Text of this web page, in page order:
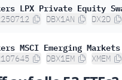
LPX Private Equity
DBX1AN DX2D
DBX1EM XMEM